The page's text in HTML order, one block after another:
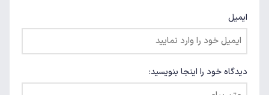
ایمیل
دیدگاه خود را اینجا بنویسید: